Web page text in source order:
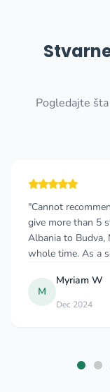
Pogledajte
"Cannot
give more than 5
Albania to
whole time. As a
M
Myriam W
Dec 2024